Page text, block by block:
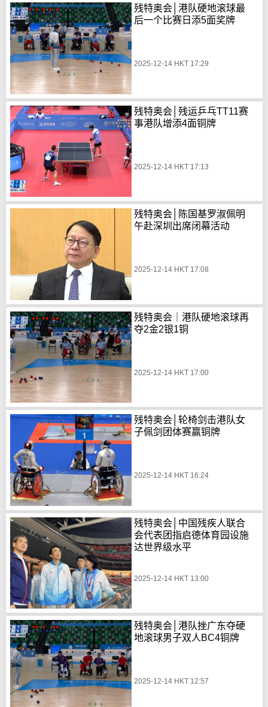
残特奥会│港队硬地滚球最
后一个比赛日添5面奖牌
2025-12-14 HKT 17:29
残特奥会│残运乒乓TT11赛
事港队增添4面铜牌
2025-12-14 HKT 17:13
残特奥会│陈国基罗淑佩明
午赴深圳出席闭幕活动
2025-12-14 HKT 17:08
残特奥会｜港队硬地滚球再
夺2金2银1铜
2025-12-14 HKT 17:00
残特奥会│轮椅剑击港队女
子佩剑团体赛赢铜牌
2025-12-14 HKT 16:24
残特奥会│中国残疾人联合
会代表团指启德体育园设施
达世界级水平
2025-12-14 HKT 13:00
残特奥会│港队挫广东夺硬
地滚球男子双人BC4铜牌
2025-12-14 HKT 12:57